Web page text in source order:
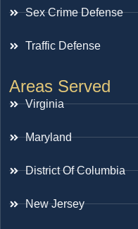
Sex Crime Defense
Traffic Defense
Areas Served
Virginia
Maryland
District Of Columbia
New Jersey